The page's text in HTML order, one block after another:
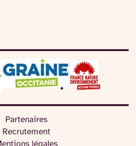
Partenaires
Recrutement
légales